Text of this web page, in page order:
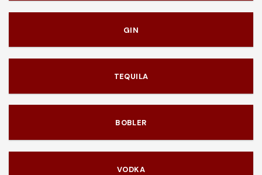
GIN
TEQUILA
BOBLER
VODKA